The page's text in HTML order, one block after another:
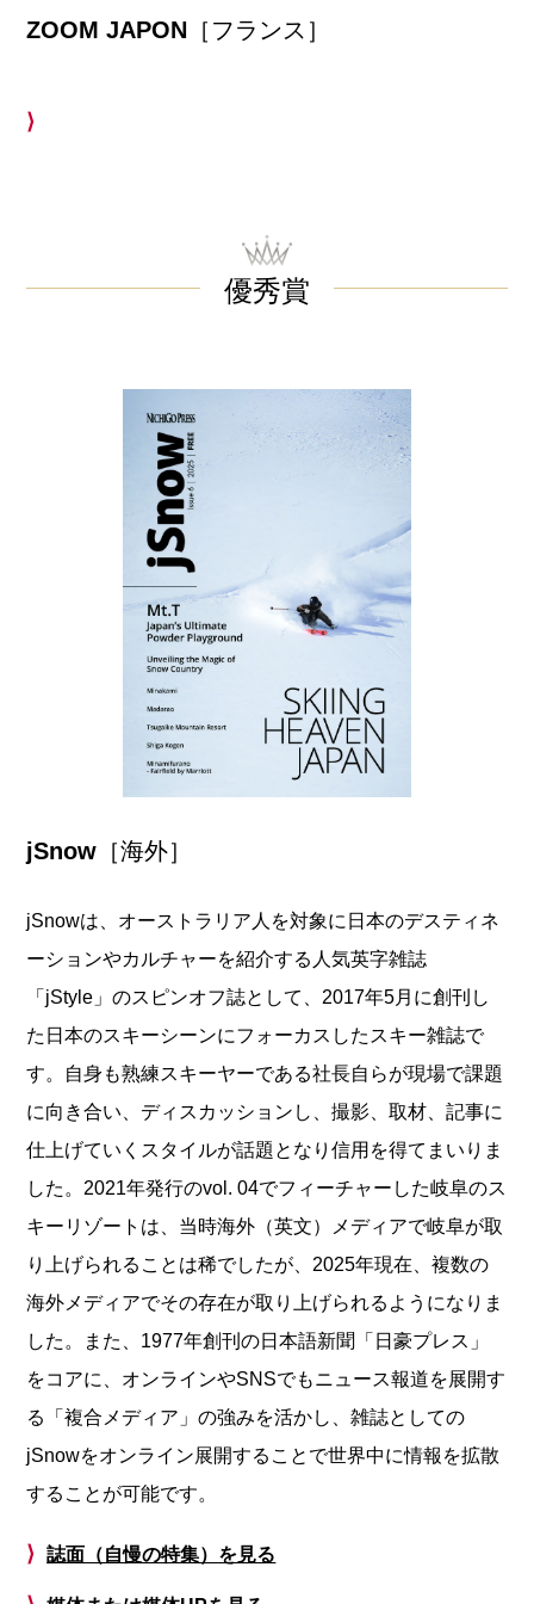
ZOOM JAPON ［フランス］
⟩
優秀賞
jSnow ［海外］
jSnowは、オーストラリア人を対象に日本のデスティネ
ーションやカルチャーを紹介する人気英字雑誌
「jStyle」のスピンオフ誌として、2017年5月に創刊し
た日本のスキーシーンにフォーカスしたスキー雑誌で
す。自身も熟練スキーヤーである社長自らが現場で課題
に向き合い、ディスカッションし、撮影、取材、記事に
仕上げていくスタイルが話題となり信用を得てまいりま
した。2021年発行のvol. 04でフィーチャーした岐阜のス
キーリゾートは、当時海外（英文）メディアで岐阜が取
り上げられることは稀でしたが、2025年現在、複数の
海外メディアでその存在が取り上げられるようになりま
した。また、1977年創刊の日本語新聞「日豪プレス」
をコアに、オンラインやSNSでもニュース報道を展開す
る「複合メディア」の強みを活かし、雑誌としての
jSnowをオンライン展開することで世界中に情報を拡散
することが可能です。
⟩ 誌面（自慢の特集）を見る